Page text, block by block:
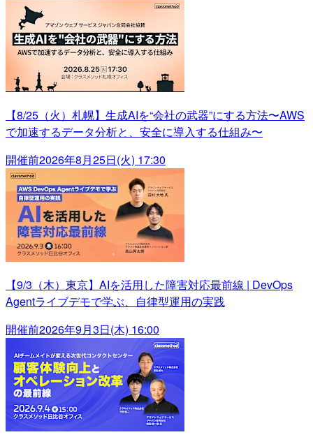
【8/25（火）札幌】生成AIを“会社の武器”にする方法〜AWS
で加速するデータ分析と、安全に導入する仕組み〜
開催前2026年8月25日(火) 17:30
【9/3（木）東京】AIを活用した障害対応最前線 | DevOps
Agentライブデモで学ぶ、自律型運用の実践
開催前2026年9月3日(木) 16:00